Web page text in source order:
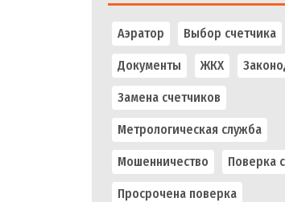
Аэратор Выбор счетчика
Документы ЖКХ
Замена счетчиков
Метрологическая служба
Мошенничество Поверка
Просрочена поверка